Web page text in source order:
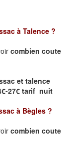
à Talence ?
combien coute
et talence
27€ tarif nuit
à Bègles ?
combien coute